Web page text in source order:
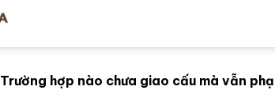
Trường hợp nào chưa giao cấu mà vẫn